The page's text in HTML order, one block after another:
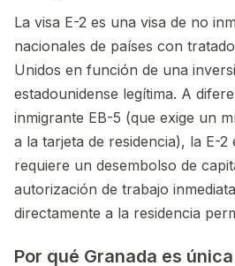
La visa E-2 es una visa de no
nacionales de países con
Unidos en función de una
estadounidense legítima. A
inmigrante EB-5 (que exige un
a la tarjeta de residencia), la E-
requiere un desembolso de
autorización de trabajo
directamente a la residencia
Por qué Granada es